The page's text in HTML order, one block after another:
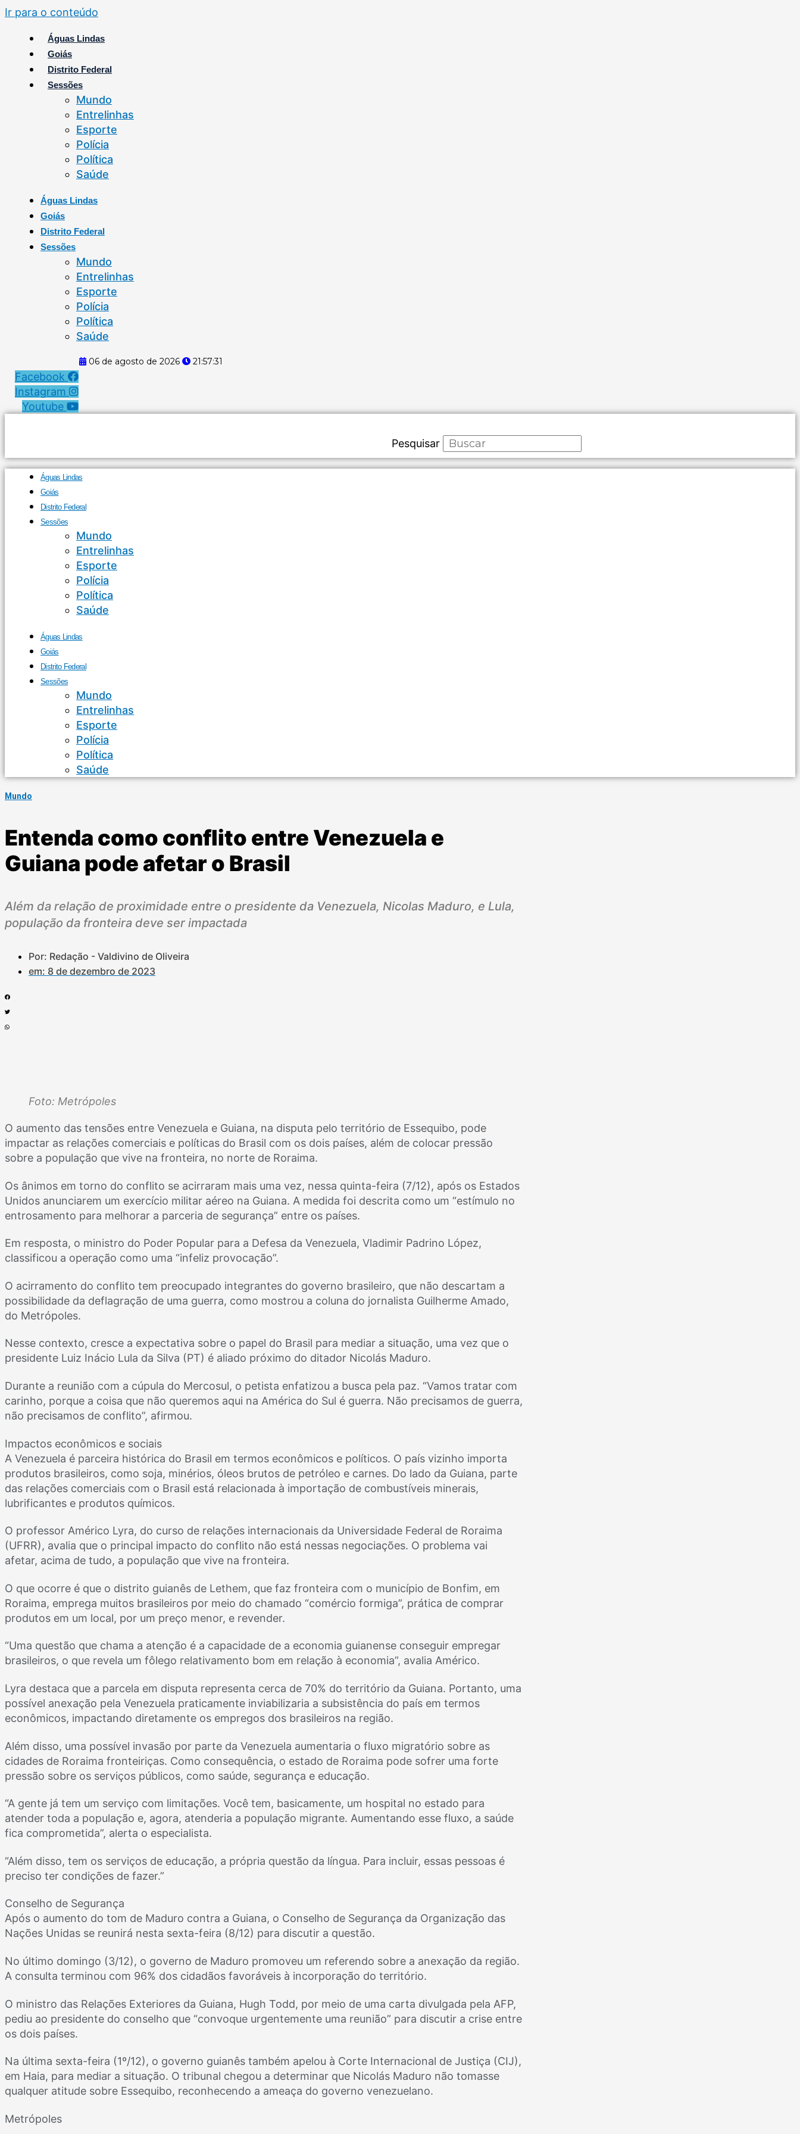
Ir para o conteúdo
Águas Lindas
Goiás
Distrito Federal
Sessões
Mundo
Entrelinhas
Esporte
Polícia
Política
Saúde
Águas Lindas
Goiás
Distrito Federal
Sessões
Mundo
Entrelinhas
Esporte
Polícia
Política
Saúde
06 de agosto de 2026 21:57:32
Facebook
Instagram
Youtube
Pesquisar
Águas Lindas
Goiás
Distrito Federal
Sessões
Mundo
Entrelinhas
Esporte
Polícia
Política
Saúde
Águas Lindas
Goiás
Distrito Federal
Sessões
Mundo
Entrelinhas
Esporte
Polícia
Política
Saúde
Mundo
Entenda como conflito entre Venezuela e
Guiana pode afetar o Brasil
Além da relação de proximidade entre o presidente da Venezuela, Nicolas Maduro, e Lula,
população da fronteira deve ser impactada
Por: Redação - Valdivino de Oliveira
em: 8 de dezembro de 2023
Foto: Metrópoles
O aumento das tensões entre Venezuela e Guiana, na disputa pelo território de Essequibo, pode
impactar as relações comerciais e políticas do Brasil com os dois países, além de colocar pressão
sobre a população que vive na fronteira, no norte de Roraima.
Os ânimos em torno do conflito se acirraram mais uma vez, nessa quinta-feira (7/12), após os Estados
Unidos anunciarem um exercício militar aéreo na Guiana. A medida foi descrita como um “estímulo no
entrosamento para melhorar a parceria de segurança” entre os países.
Em resposta, o ministro do Poder Popular para a Defesa da Venezuela, Vladimir Padrino López,
classificou a operação como uma “infeliz provocação”.
O acirramento do conflito tem preocupado integrantes do governo brasileiro, que não descartam a
possibilidade da deflagração de uma guerra, como mostrou a coluna do jornalista Guilherme Amado,
do Metrópoles.
Nesse contexto, cresce a expectativa sobre o papel do Brasil para mediar a situação, uma vez que o
presidente Luiz Inácio Lula da Silva (PT) é aliado próximo do ditador Nicolás Maduro.
Durante a reunião com a cúpula do Mercosul, o petista enfatizou a busca pela paz. “Vamos tratar com
carinho, porque a coisa que não queremos aqui na América do Sul é guerra. Não precisamos de guerra,
não precisamos de conflito”, afirmou.
Impactos econômicos e sociais
A Venezuela é parceira histórica do Brasil em termos econômicos e políticos. O país vizinho importa
produtos brasileiros, como soja, minérios, óleos brutos de petróleo e carnes. Do lado da Guiana, parte
das relações comerciais com o Brasil está relacionada à importação de combustíveis minerais,
lubrificantes e produtos químicos.
O professor Américo Lyra, do curso de relações internacionais da Universidade Federal de Roraima
(UFRR), avalia que o principal impacto do conflito não está nessas negociações. O problema vai
afetar, acima de tudo, a população que vive na fronteira.
O que ocorre é que o distrito guianês de Lethem, que faz fronteira com o município de Bonfim, em
Roraima, emprega muitos brasileiros por meio do chamado “comércio formiga”, prática de comprar
produtos em um local, por um preço menor, e revender.
“Uma questão que chama a atenção é a capacidade de a economia guianense conseguir empregar
brasileiros, o que revela um fôlego relativamento bom em relação à economia”, avalia Américo.
Lyra destaca que a parcela em disputa representa cerca de 70% do território da Guiana. Portanto, uma
possível anexação pela Venezuela praticamente inviabilizaria a subsistência do país em termos
econômicos, impactando diretamente os empregos dos brasileiros na região.
Além disso, uma possível invasão por parte da Venezuela aumentaria o fluxo migratório sobre as
cidades de Roraima fronteiriças. Como consequência, o estado de Roraima pode sofrer uma forte
pressão sobre os serviços públicos, como saúde, segurança e educação.
“A gente já tem um serviço com limitações. Você tem, basicamente, um hospital no estado para
atender toda a população e, agora, atenderia a população migrante. Aumentando esse fluxo, a saúde
fica comprometida”, alerta o especialista.
“Além disso, tem os serviços de educação, a própria questão da língua. Para incluir, essas pessoas é
preciso ter condições de fazer.”
Conselho de Segurança
Após o aumento do tom de Maduro contra a Guiana, o Conselho de Segurança da Organização das
Nações Unidas se reunirá nesta sexta-feira (8/12) para discutir a questão.
No último domingo (3/12), o governo de Maduro promoveu um referendo sobre a anexação da região.
A consulta terminou com 96% dos cidadãos favoráveis à incorporação do território.
O ministro das Relações Exteriores da Guiana, Hugh Todd, por meio de uma carta divulgada pela AFP,
pediu ao presidente do conselho que “convoque urgentemente uma reunião” para discutir a crise entre
os dois países.
Na última sexta-feira (1º/12), o governo guianês também apelou à Corte Internacional de Justiça (CIJ),
em Haia, para mediar a situação. O tribunal chegou a determinar que Nicolás Maduro não tomasse
qualquer atitude sobre Essequibo, reconhecendo a ameaça do governo venezuelano.
Metrópoles